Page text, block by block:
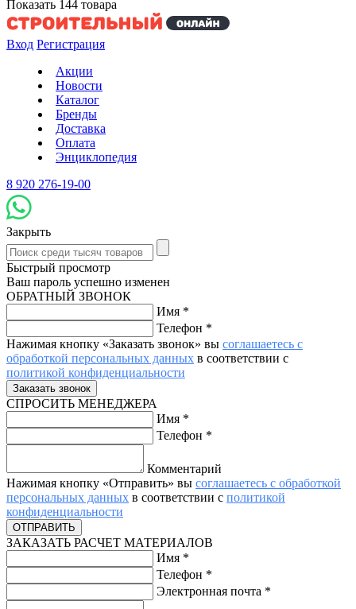
Показать 144 товара
Вход Регистрация
Акции
Новости
Каталог
Бренды
Доставка
Оплата
Энциклопедия
8 920 276-19-00
Закрыть
Быстрый просмотр
Ваш пароль успешно изменен
ОБРАТНЫЙ ЗВОНОК
Имя *
Телефон *
Нажимая кнопку «Заказать звонок» вы соглашаетесь с
обработкой персональных данных в соответствии с
политикой конфиденциальности
СПРОСИТЬ МЕНЕДЖЕРА
Имя *
Телефон *
Комментарий
Нажимая кнопку «Отправить» вы соглашаетесь с обработкой
персональных данных в соответствии с политикой
конфиденциальности
ЗАКАЗАТЬ РАСЧЕТ МАТЕРИАЛОВ
Имя *
Телефон *
Электронная почта *